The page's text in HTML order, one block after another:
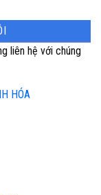
liên hệ với chúng
HÓA